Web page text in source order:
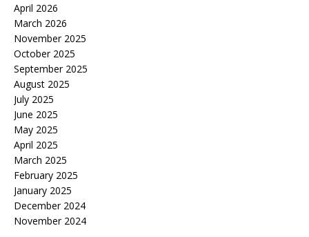
April 2026
March 2026
November 2025
October 2025
September 2025
August 2025
July 2025
June 2025
May 2025
April 2025
March 2025
February 2025
January 2025
December 2024
November 2024